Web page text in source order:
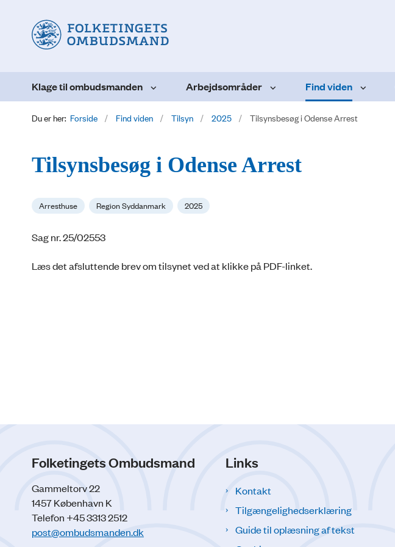
Klage til ombudsmanden Arbejdsområder Find viden
Du er her: Forside Find viden Tilsyn 2025 Tilsynsbesøg i Odense Arrest
Tilsynsbesøg i Odense Arrest
Arresthuse Region Syddanmark 2025
Sag nr.25/02553
Læs det afsluttende brev om tilsynet ved at klikke på PDF-linket.
Folketingets Ombudsmand
Gammeltorv 22
1457 København K
Telefon +45 3313 2512
post@ombudsmanden.dk
Links
Kontakt
Tilgængelighedserklæring
Guide til oplæsning af tekst